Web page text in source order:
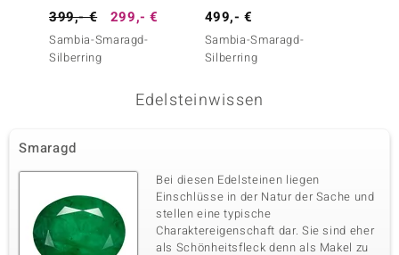
Vierter Edelstein
Zirkon 20 à 1,5 mm
Rundschliff
Krappenfassung
399,- € 299,- €
Sambia-Smaragd-
Silberring
499,- €
Sambia-Smaragd-
Silberring
Edelsteinwissen
Smaragd
Bei diesen Edelsteinen liegen
Einschlüsse in der Natur der Sache und
stellen eine typische
Charaktereigenschaft dar. Sie sind eher
als Schönheitsfleck denn als Makel zu